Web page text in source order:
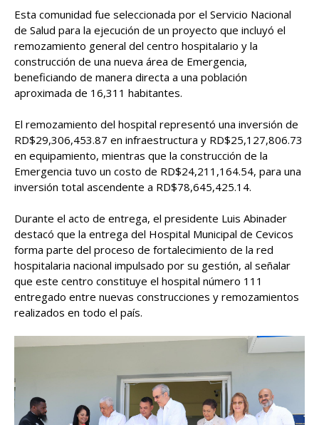
Esta comunidad fue seleccionada por el Servicio Nacional
de Salud para la ejecución de un proyecto que incluyó el
remozamiento general del centro hospitalario y la
construcción de una nueva área de Emergencia,
beneficiando de manera directa a una población
aproximada de 16,311 habitantes.
El remozamiento del hospital representó una inversión de
RD$29,306,453.87 en infraestructura y RD$25,127,806.73
en equipamiento, mientras que la construcción de la
Emergencia tuvo un costo de RD$24,211,164.54, para una
inversión total ascendente a RD$78,645,425.14.
Durante el acto de entrega, el presidente Luis Abinader
destacó que la entrega del Hospital Municipal de Cevicos
forma parte del proceso de fortalecimiento de la red
hospitalaria nacional impulsado por su gestión, al señalar
que este centro constituye el hospital número 111
entregado entre nuevas construcciones y remozamientos
realizados en todo el país.